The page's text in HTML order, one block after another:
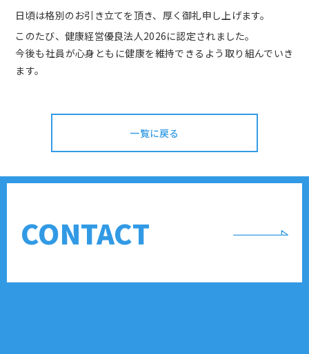
日頃は格別のお引き立てを頂き、厚く御礼申し上げます。
このたび、健康経営優良法人2026に認定されました。
今後も社員が心身ともに健康を維持できるよう取り組んでいき
ます。
一覧に戻る
CONTACT